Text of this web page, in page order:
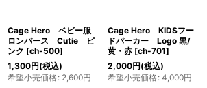
Cage Hero ベビー服
ロンパース Cutie ピ
ンク [ch-500]
1,300円(税込)
希望小売価格: 2,600円
Cage Hero KIDSフー
ドパーカー Logo 黒/
黄・赤 [ch-701]
2,000円(税込)
希望小売価格: 4,000円